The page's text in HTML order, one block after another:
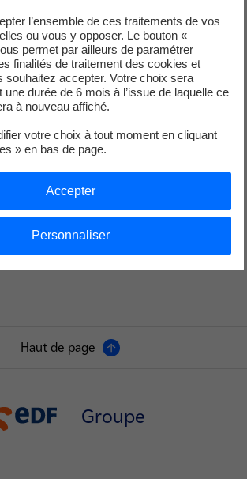
37
Haut de page
Groupe
l’ensemble de ces traitements de vos
ou vous y opposer. Le bouton «
permet par ailleurs de paramétrer
finalités de traitement des cookies et
souhaitez accepter. Votre choix sera
durée de 6 mois à l’issue de laquelle ce
à nouveau affiché.
votre choix à tout moment en cliquant
» en bas de page.
Personnaliser
Accepter